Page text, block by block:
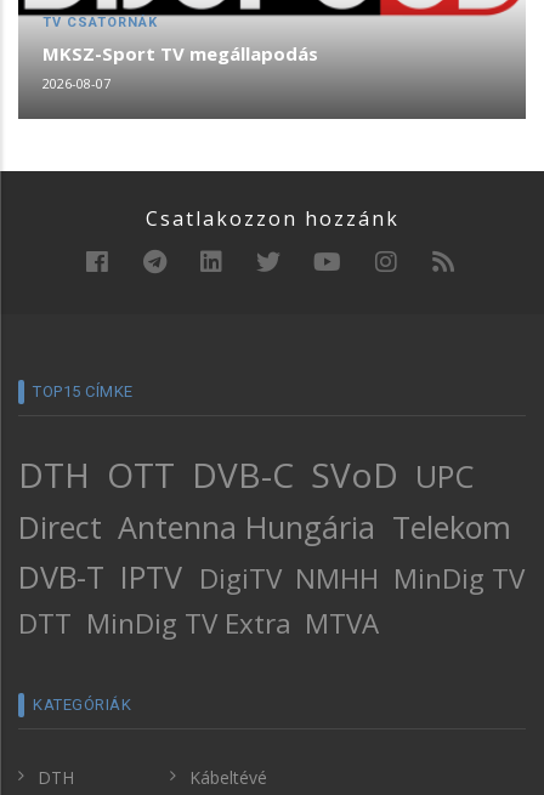
TV CSATORNÁK
MKSZ-Sport TV megállapodás
2026-08-07
Csatlakozzon hozzánk
TOP15 CÍMKE
DTH OTT DVB-C SVoD UPC
Direct Antenna Hungária Telekom
DVB-T IPTV DigiTV NMHH MinDig TV
DTT MinDig TV Extra MTVA
KATEGÓRIÁK
DTH Kábeltévé